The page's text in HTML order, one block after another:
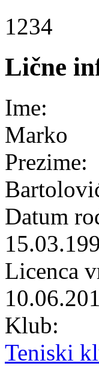
1234
Lične
Ime:
Marko
Prezime:
Datum
Licenca
Klub:
Teniski